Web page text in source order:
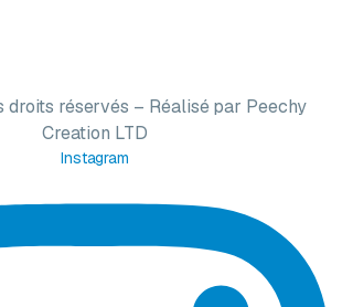
réservés – Réalisé par Peechy
Creation LTD
Instagram